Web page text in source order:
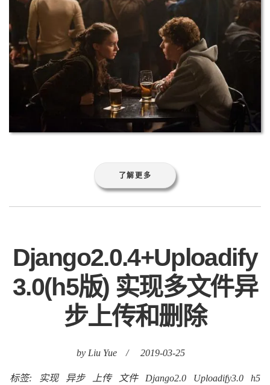
了解更多
Django2.0.4+Uploadify
3.0(h5版) 实现多文件异
步上传和删除
by Liu Yue / 2019-03-25
标签: 实现 异步 上传 文件 Django2.0 Uploadify3.0
h5